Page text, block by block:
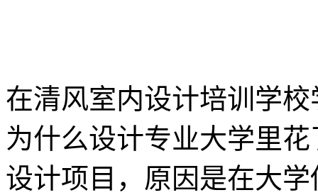
在清风室内设计培训学
为什么设计专业大学里
设计项目，原因是在大